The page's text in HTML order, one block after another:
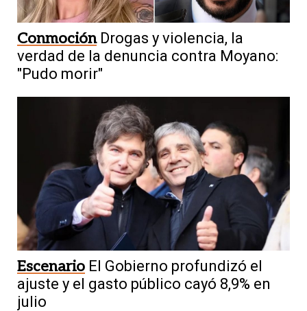
Conmoción Drogas y violencia, la
verdad de la denuncia contra Moyano:
"Pudo morir"
Escenario El Gobierno profundizó el
ajuste y el gasto público cayó 8,9% en
julio